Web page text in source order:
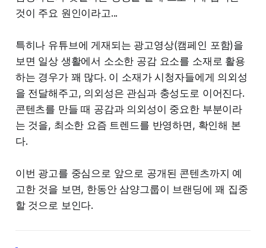
것이 주요 원인이라고...
특히나 유튜브에 게재되는 광고영상(캠페인 포함)을
보면 일상 생활에서 소소한 공감 요소를 소재로 활용
하는 경우가 꽤 많다. 이 소재가 시청자들에게 의외성
을 전달해주고, 의외성은 관심과 충성도로 이어진다.
콘텐츠를 만들 때 공감과 의외성이 중요한 부분이라
는 것을, 최소한 요즘 트렌드를 반영하면, 확인해 본
다.
이번 광고를 중심으로 앞으로 공개된 콘텐츠까지 예
고한 것을 보면, 한동안 삼양그룹이 브랜딩에 꽤 집중
할 것으로 보인다.